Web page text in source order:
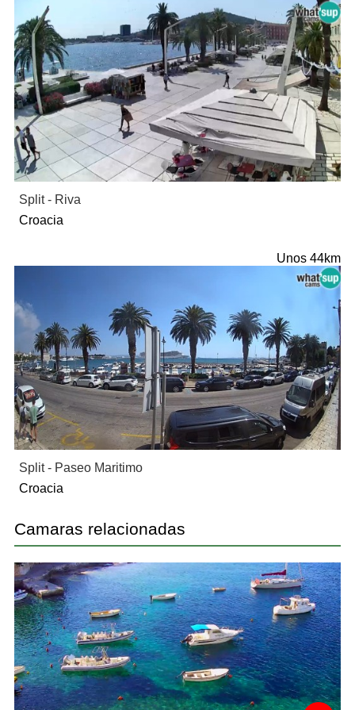
Split - Riva
Croacia
Unos 44km
Split - Paseo Maritimo
Croacia
Camaras relacionadas